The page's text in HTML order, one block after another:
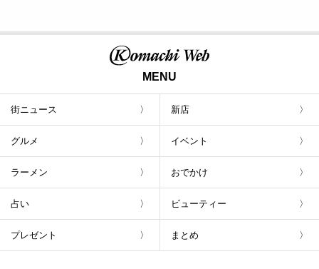
MENU
街ニュース 新店
グルメ イベント
ラーメン おでかけ
占い ビューティー
プレゼント まとめ